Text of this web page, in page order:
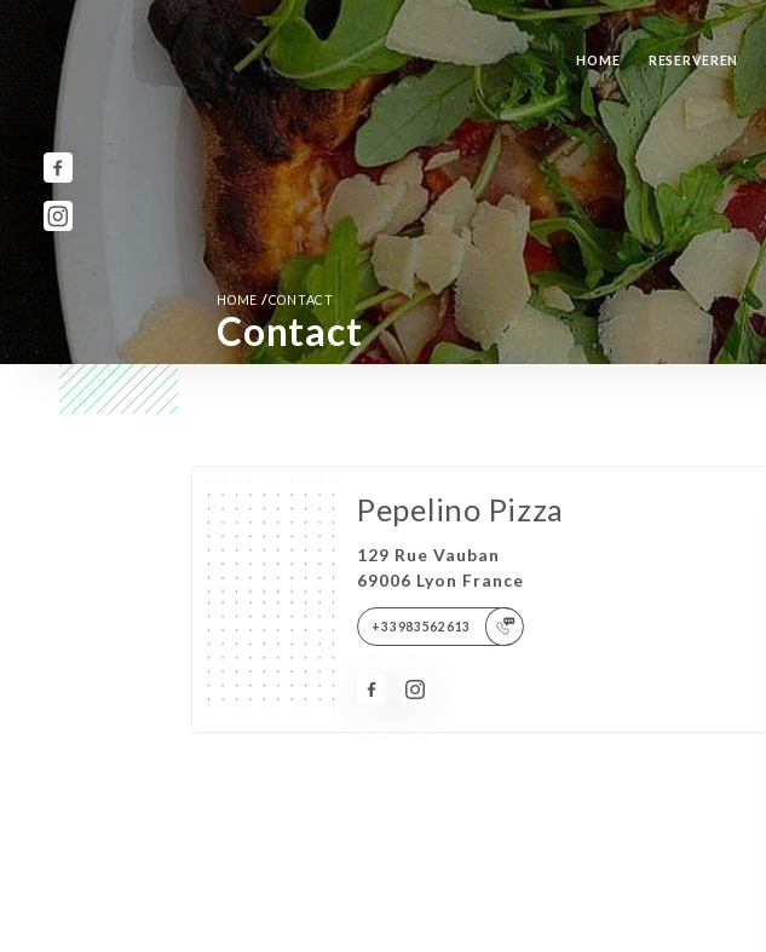
HOME RESERVEREN
HOME /CONTACT
Contact
Pepelino Pizza
129 Rue Vauban
69006 Lyon France
+33983562613